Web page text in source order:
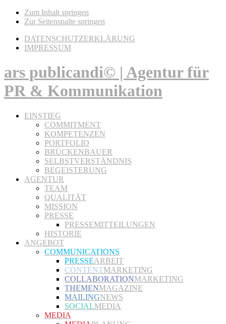
Zum Inhalt springen
Zur Seitenspalte springen
DATENSCHUTZERKLÄRUNG
IMPRESSUM
ars publicandi© | Agentur für
PR & Kommunikation
EINSTIEG
COMMITMENT
KOMPETENZEN
PORTFOLIO
BRÜCKENBAUER
SELBSTVERSTÄNDNIS
BEGEISTERUNG
AGENTUR
TEAM
QUALITÄT
MISSION
PRESSE
PRESSEMITTEILUNGEN
HISTORIE
ANGEBOT
COMMUNICATIONS
PRESSEARBEIT
CONTENTMARKETING
COLLABORATIONMARKETING
THEMENMAGAZINE
MAILINGNEWS
SOCIALMEDIA
MEDIA